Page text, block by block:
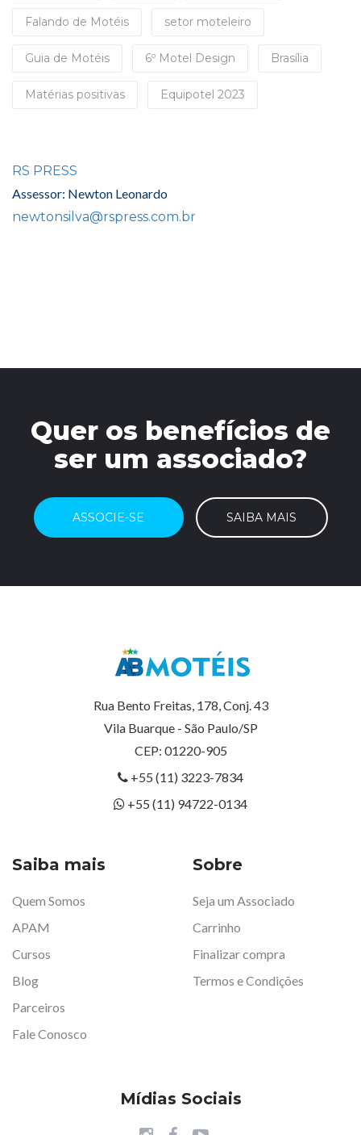
Falando de Motéis setor moteleiro
Guia de Motéis 6º Motel Design Brasília
Matérias positivas Equipotel 2023
RS PRESS
Assessor: Newton Leonardo
newtonsilva@rspress.com.br
Quer os benefícios de
ser um associado?
ASSOCIE-SE SAIBA MAIS
Rua Bento Freitas, 178, Conj. 43
Vila Buarque - São Paulo/SP
CEP: 01220-905
+55 (11) 3223-7834
+55 (11) 94722-0134
Saiba mais
Quem Somos
APAM
Cursos
Blog
Parceiros
Fale Conosco
Sobre
Seja um Associado
Carrinho
Finalizar compra
Termos e Condições
Mídias Sociais